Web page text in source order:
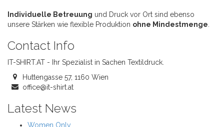
Individuelle Betreuung und Druck vor Ort sind ebenso
unsere Stärken wie flexible Produktion ohne Mindestmenge.
Contact Info
IT-SHIRT.AT - Ihr Spezialist in Sachen Textildruck.
Huttengasse 57, 1160 Wien
office@it-shirt.at
Latest News
Women Only